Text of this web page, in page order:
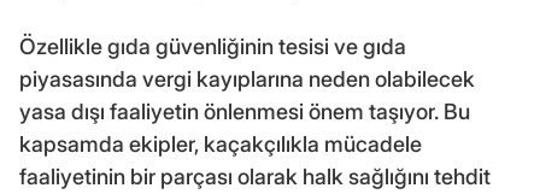
Özellikle gıda güvenliğinin tesisi ve gıda
piyasasında vergi kayıplarına neden olabilecek
yasa dışı faaliyetin önlenmesi önem taşıyor. Bu
kapsamda ekipler, kaçakçılıkla mücadele
faaliyetinin bir parçası olarak halk sağlığını tehdit